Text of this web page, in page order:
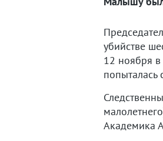
убийстве
12 ноября
попыталась
Академика